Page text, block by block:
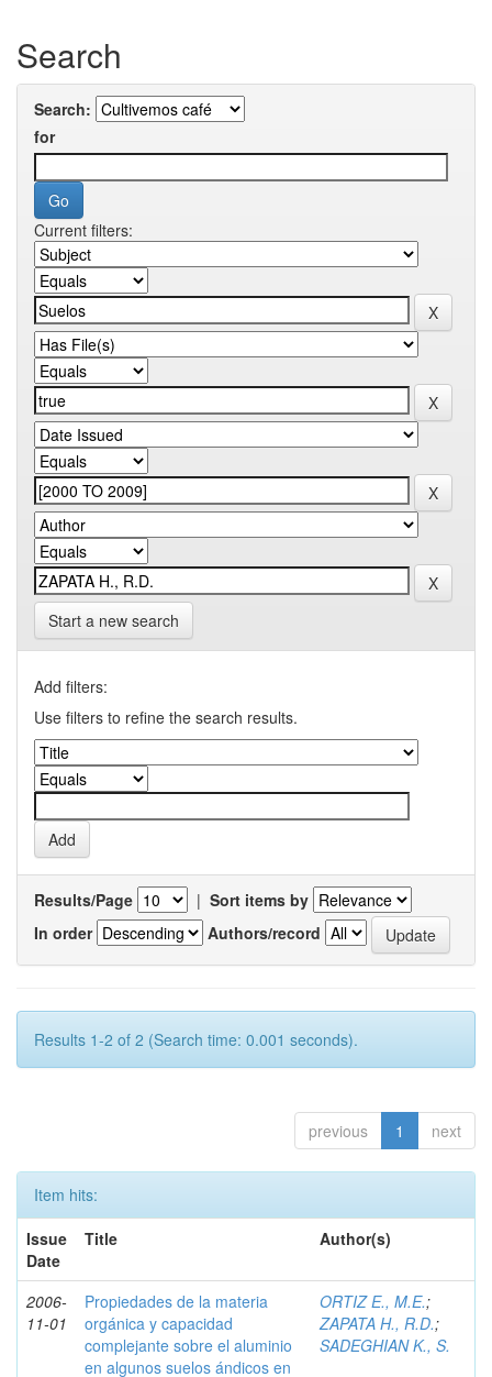
Search
Search:
for
Current filters:
Start a new search
Add filters:
Use filters to refine the search results.
Results/Page | Sort items by
In order
Authors/record
Results 1-2 of 2 (Search time: 0.001 seconds).
previous 1 next
Item hits:
Issue
Date
Title Author(s)
2006-
11-01
Propiedades de la materia
orgánica y capacidad
complejante sobre el aluminio
en algunos suelos ándicos en
ORTIZ E., M.E.;
ZAPATA H., R.D.;
SADEGHIAN K., S.